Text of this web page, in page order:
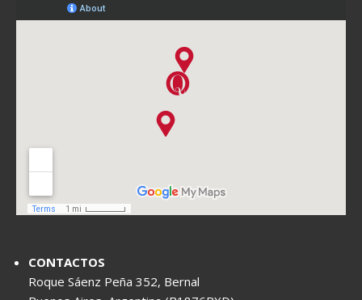
CONTACTOS
Roque Sáenz Peña 352, Bernal